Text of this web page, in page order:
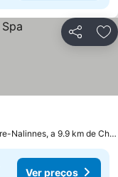
Partilhar
Ham-sur-Heure-Nalinnes, a 9.9 km de Charleroi
Ver preços